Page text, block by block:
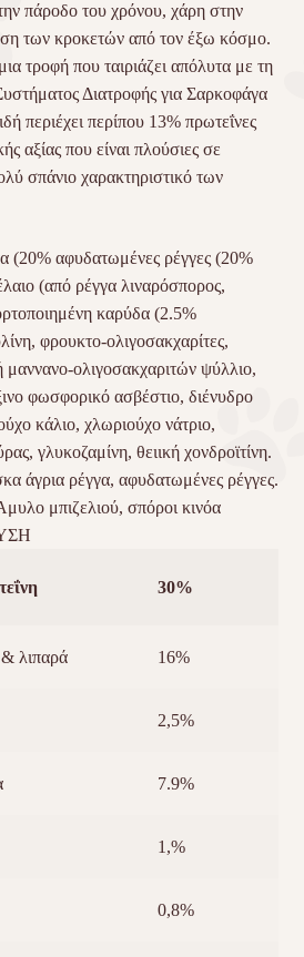
πάροδο του χρόνου, χάρη στην
των κροκετών από τον έξω κόσμο.
τροφή που ταιριάζει απόλυτα με τη
Διατροφής για Σαρκοφάγα
περιέχει περίπου 13% πρωτεΐνες
αξίας που είναι πλούσιες σε
σπάνιο χαρακτηριστικό των
(20% αφυδατωμένες ρέγγες (20%
(από ρέγγα λιναρόσπορος,
καρύδα (2.5%
φρουκτο-ολιγοσακχαρίτες,
μαννανο-ολιγοσακχαριτών ψύλλιο,
φωσφορικό ασβέστιο, διένυδρο
κάλιο, χλωριούχο νάτριο,
γλυκοζαμίνη, θειική χονδροϊτίνη.
άγρια ρέγγα, αφυδατωμένες ρέγγες.
μπιζελιού, σπόροι κινόα
30%
λιπαρά 16%
2,5%
7.9%
1,%
0,8%